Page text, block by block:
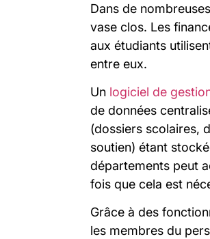
Dans de
vase clos. Les
aux étudiants
entre eux.
Un logiciel de
de données
(dossiers scolaires,
soutien) étant
départements peut
fois que cela est
Grâce à des
les membres du